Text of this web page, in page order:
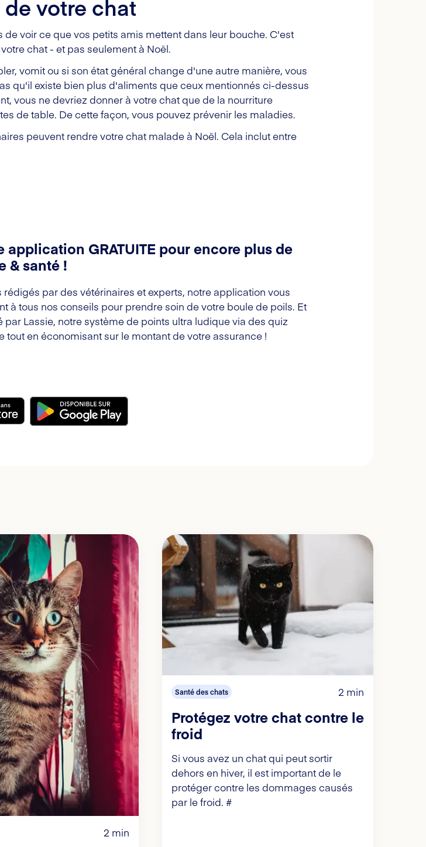
votre chat
voir ce que vos petits amis mettent dans leur bouche. C'est
chat - et pas seulement à Noël.
vomit ou si son état général change d'une autre manière, vous
qu'il existe bien plus d'aliments que ceux mentionnés ci-dessus
vous ne devriez donner à votre chat que de la nourriture
de table. De cette façon, vous pouvez prévenir les maladies.
peuvent rendre votre chat malade à Noël. Cela inclut entre
application GRATUITE pour encore plus de
& santé !
par des vétérinaires et experts, notre application vous
à tous nos conseils pour prendre soin de votre boule de poils. Et
par Lassie, notre système de points ultra ludique via des quiz
en économisant sur le montant de votre assurance !
2 min
Santé des chats 2 min
Protégez votre chat contre le
froid
Si vous avez un chat qui peut sortir
dehors en hiver, il est important de le
protéger contre les dommages causés
par le froid. #